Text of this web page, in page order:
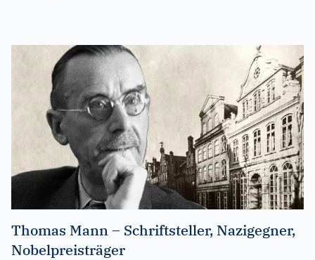
Thomas Mann – Schriftsteller, Nazigegner,
Nobelpreisträger